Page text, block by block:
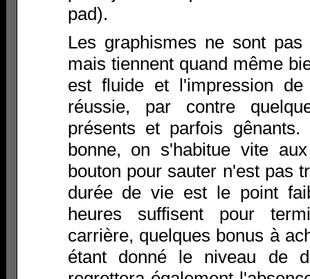
pad).
Les graphismes ne sont
mais tiennent quand même
est fluide et l'impression
réussie, par contre
présents et parfois
bonne, on s'habitue vite
bouton pour sauter n'est pas
durée de vie est le point
heures suffisent pour
carrière, quelques bonus à
étant donné le niveau de